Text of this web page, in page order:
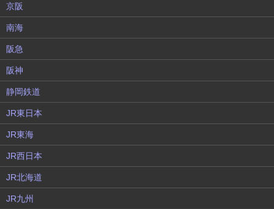
京阪
南海
阪急
阪神
静岡鉄道
JR東日本
JR東海
JR西日本
JR北海道
JR九州